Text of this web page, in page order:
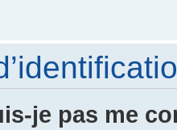
je pas me